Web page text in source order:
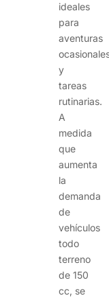
ideales
para
aventuras
y
tareas
rutinarias.
A
medida
que
aumenta
la
demanda
de
vehículos
todo
terreno
de 150
cc, se